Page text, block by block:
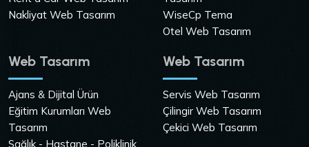
Nakliyat Web Tasarım
WiseCp Tema
Otel Web Tasarım
Web Tasarım
Ajans & Dijital Ürün
Eğitim Kurumları Web
Tasarım
Sağlık - Hastane - Poliklinik
Web Tasarım
Servis Web Tasarım
Çilingir Web Tasarım
Çekici Web Tasarım